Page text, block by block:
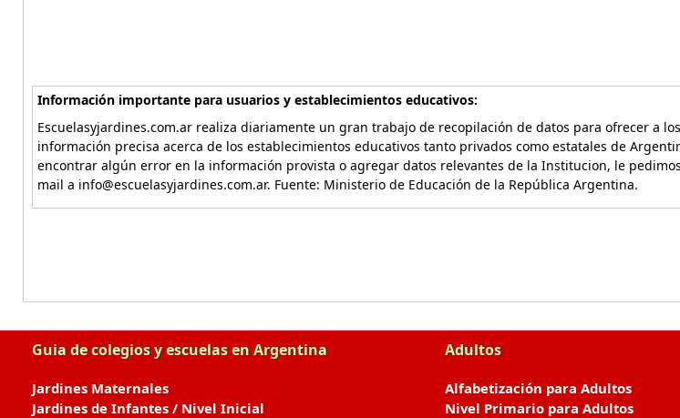
Información importante para usuarios y establecimientos educativos:
Escuelasyjardines.com.ar realiza diariamente un gran trabajo de recopilación de datos para ofrecer a
información precisa acerca de los establecimientos educativos tanto privados como estatales de
encontrar algún error en la información provista o agregar datos relevantes de la Institucion, le
mail a info@escuelasyjardines.com.ar. Fuente: Ministerio de Educación de la República Argentina.
Guia de colegios y escuelas en Argentina
Jardines Maternales
Jardines de Infantes / Nivel Inicial
Adultos
Alfabetización para Adultos
Nivel Primario para Adultos